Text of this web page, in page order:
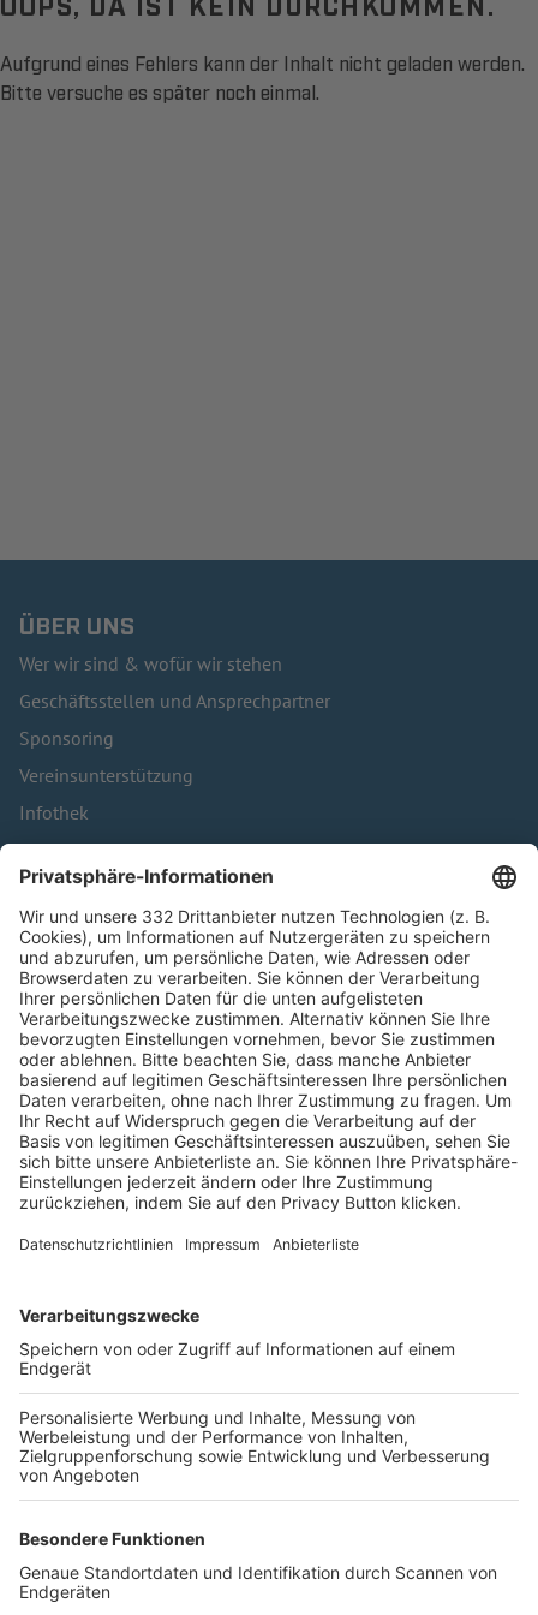
Aufgrund eines Fehlers kann der Inhalt nicht geladen werden.
Bitte versuche es später noch einmal.
ÜBER UNS
Wer wir sind & wofür wir stehen
Geschäftsstellen und Ansprechpartner
Sponsoring
Vereinsunterstützung
Infothek
Kontakt
HÄUFIG BESUCHTE SEITEN
Pässe und Vereinswechsel
Trainerausbildung
Schulungsangebot Vereinsmitarbeiter
BFV-Geschäftsstellen
Trainerbörse
Login SpielPlus
FOLGE DEM BFV
TOP-VEREINE
TOP-PARTNER